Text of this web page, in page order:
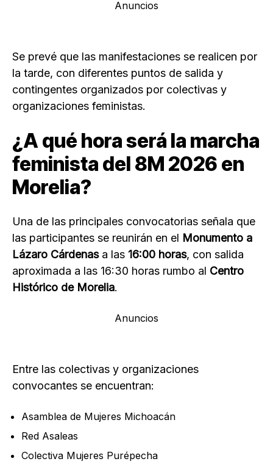
Anuncios
Se prevé que las manifestaciones se realicen por
la tarde, con diferentes puntos de salida y
contingentes organizados por colectivas y
organizaciones feministas.
¿A qué hora será la marcha
feminista del 8M 2026 en
Morelia?
Una de las principales convocatorias señala que
las participantes se reunirán en el Monumento a
Lázaro Cárdenasa las 16:00 horas, con salida
aproximada a las 16:30 horas rumbo al Centro
Histórico de Morelia.
Anuncios
Entre las colectivas y organizaciones
convocantes se encuentran:
Asamblea de Mujeres Michoacán
Red Asaleas
Colectiva Mujeres Purépecha